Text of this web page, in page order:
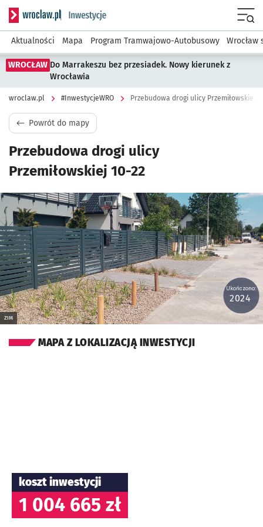
Serwis informacyjny wroclaw.pl podserwis:
Aktualności Mapa Program Tramwajowo-Autobusowy Wrocław
WROCŁAW Do Marrakeszu bez przesiadek. Nowy kierunek z
Wrocławia
wroclaw.pl #InwestycjeWRO Przebudowa drogi ulicy Przemiłowskiej
Powrót do mapy
Przebudowa drogi ulicy
Przemiłowskiej 10-22
Kliknij, aby powiększyć
ZIM
Ukończono:
2024
MAPA Z LOKALIZACJĄ INWESTYCJI
koszt inwestycji
1 004 665 zł